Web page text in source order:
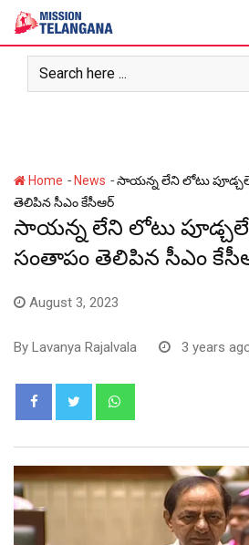
Skip
content
Home - News -సాయన్న లేని లోటు
తెలిపిన సీఎం కేసీఆర్
సాయన్న లేని లోటు
సంతాపం తెలిపిన సీఎం
August 3, 2023
By Lavanya Rajalvala 3 years